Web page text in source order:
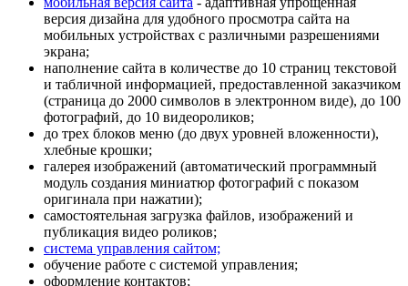
версия дизайна для удобного просмотра сайта на
мобильных устройствах с различными разрешениями
экрана;
наполнение сайта в количестве до 10 страниц текстовой
и табличной информацией, предоставленной заказчиком
(страница до 2000 символов в электронном виде), до 100
фотографий, до 10 видеороликов;
до трех блоков меню (до двух уровней вложенности),
хлебные крошки;
галерея изображений (автоматический программный
модуль создания миниатюр фотографий с показом
оригинала при нажатии);
самостоятельная загрузка файлов, изображений и
публикация видео роликов;
система управления сайтом;
обучение работе с системой управления;
оформление контактов;